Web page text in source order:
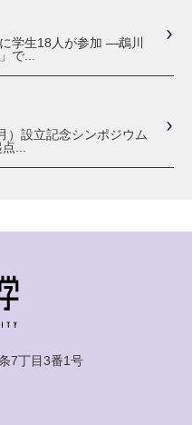
学生18人が参加 ―鵡川
で...
）設立記念シンポジウム
...
7丁目3番1号